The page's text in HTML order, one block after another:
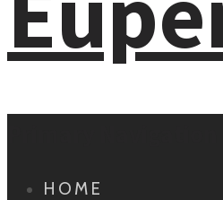
HOME